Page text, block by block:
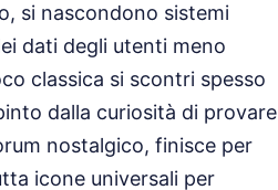
si nascondono sistemi
dati degli utenti meno
classica si scontri spesso
dalla curiosità di provare
nostalgico, finisce per
icone universali per